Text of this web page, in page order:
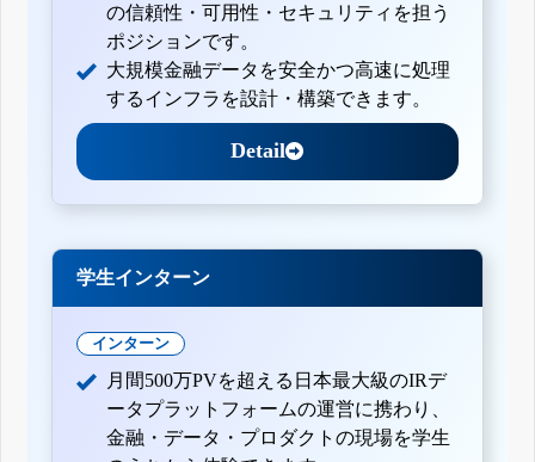
の信頼性・可用性・セキュリティを担う
ポジションです。
大規模金融データを安全かつ高速に処理
するインフラを設計・構築できます。
Detail
学生インターン
インターン
月間500万PVを超える日本最大級のIRデ
ータプラットフォームの運営に携わり、
金融・データ・プロダクトの現場を学生